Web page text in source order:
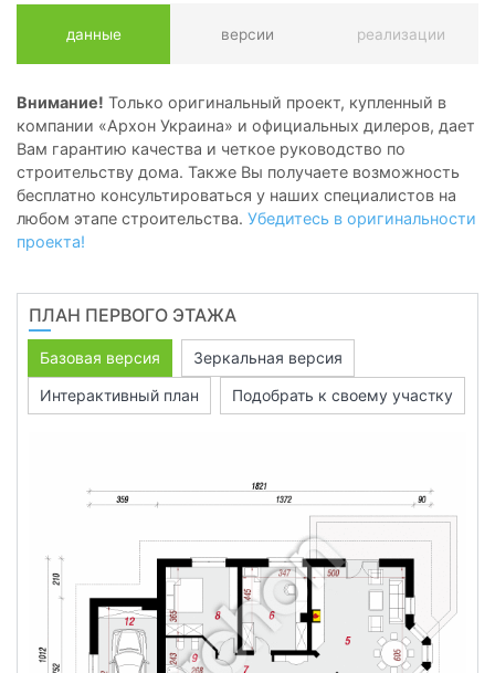
данные версии реализации
Внимание! Только оригинальный проект, купленный в
компании «Архон Украина» и официальных дилеров, дает
Вам гарантию качества и четкое руководство по
строительству дома. Также Вы получаете возможность
бесплатно консультироваться у наших специалистов на
любом этапе строительства. Убедитесь в оригинальности
проекта!
ПЛАН ПЕРВОГО ЭТАЖА
Базовая версия
Зеркальная версия
Интерактивный план
Подобрать к своему участку